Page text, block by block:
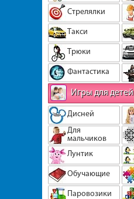
Стрелялки
Такси
Трюки
Фантастика
Игры для детей
Дисней
Для
мальчиков
Лунтик
Обучающие
Паровозики